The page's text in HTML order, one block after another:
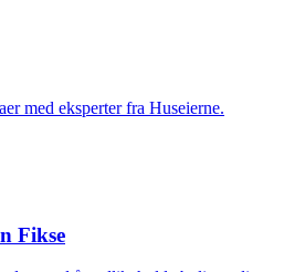
med eksperter fra Huseierne.
Fikse